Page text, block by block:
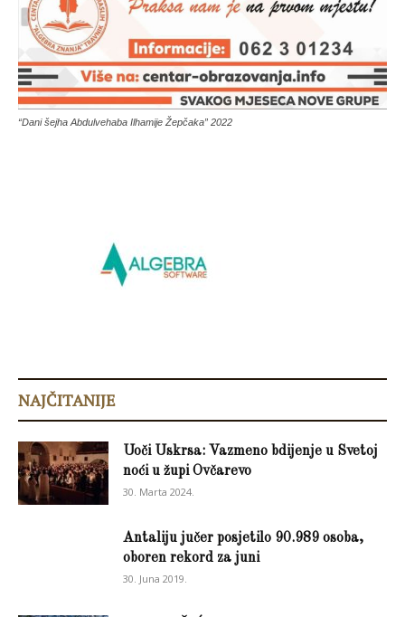
“Dani šejha Abdulvehaba Ilhamije Žepčaka” 2022
NAJČITANIJE
Uoči Uskrsa: Vazmeno bdijenje u Svetoj
noći u župi Ovčarevo
30. Marta 2024.
Antaliju jučer posjetilo 90.989 osoba,
oboren rekord za juni
30. Juna 2019.